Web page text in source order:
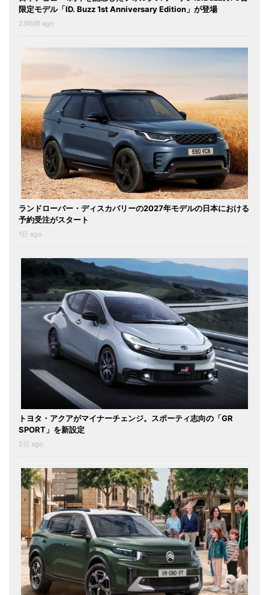
限定モデル「ID. Buzz 1st Anniversary Edition」が登場
23時間 ago
ランドローバー・ディスカバリーの2027年モデルの日本における
予約受注がスタート
1日 ago
トヨタ・アクアがマイナーチェンジ。スポーティ志向の「GR
SPORT」を新設定
2日 ago